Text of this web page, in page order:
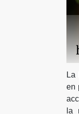
La
en
la